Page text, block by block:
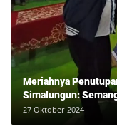
Meriahnya
Simalungun:
Sehat Bersama
27 Oktober 2024